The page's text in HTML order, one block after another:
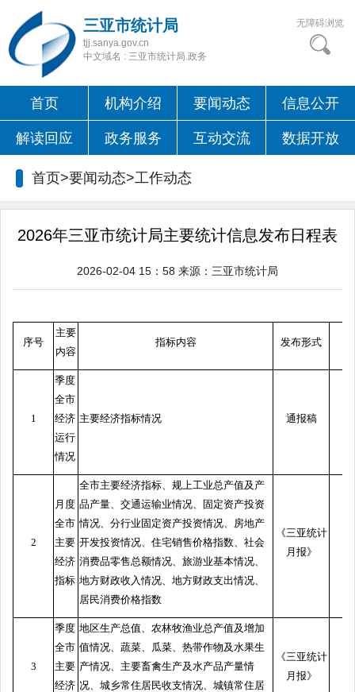
三亚市统计局
tjj.sanya.gov.cn
中文域名 : 三亚市统计局.政务
无障碍浏览
首页 机构介绍 要闻动态 信息公开
解读回应 政务服务 互动交流 数据开放
首页>要闻动态>工作动态
2026年三亚市统计局主要统计信息发布日程表
2026-02-04 15：58 来源： 三亚市统计局
序号
主要
内容
指标内容 发布形式
1
季度
全市
经济
运行
情况
主要经济指标情况 通报稿
2
月度
全市
主要
经济
指标
全市主要经济指标、规上工业总产值及产
品产量、交通运输业情况、固定资产投资
情况、分行业固定资产投资情况、房地产
开发投资情况、住宅销售价格指数、社会
消费品零售总额情况、旅游业基本情况、
地方财政收入情况、地方财政支出情况、
居民消费价格指数
《三亚统计
月报》
3
季度
全市
主要
经济
地区生产总值、农林牧渔业总产值及增加
值情况、蔬菜、瓜菜、热带作物及水果生
产情况、主要畜禽生产及水产品产量情
况、城乡常住居民收支情况、城镇常住居
《三亚统计
月报》